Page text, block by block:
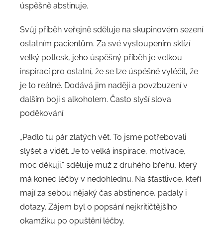
úspěšně abstinuje.
Svůj příběh veřejně sděluje na skupinovém sezení
ostatním pacientům. Za své vystoupením sklízí
velký potlesk, jeho úspěšný příběh je velkou
inspirací pro ostatní, že se lze úspěšně vyléčit, že
je to reálné. Dodává jim naději a povzbuzení v
dalším boji s alkoholem. Často slyší slova
poděkování.
„Padlo tu pár zlatých vět. To jsme potřebovali
slyšet a vidět. Je to velká inspirace, motivace,
moc děkuji,“ sděluje muž z druhého břehu, který
má konec léčby v nedohlednu. Na šťastlivce, kteří
mají za sebou nějaký čas abstinence, padaly i
dotazy. Zájem byl o popsání nejkritičtějšího
okamžiku po opuštění léčby.